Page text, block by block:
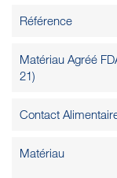
Référence
Matériau Agréé
21)
Contact
Matériau